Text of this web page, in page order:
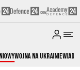
Wojna na Ukrainie